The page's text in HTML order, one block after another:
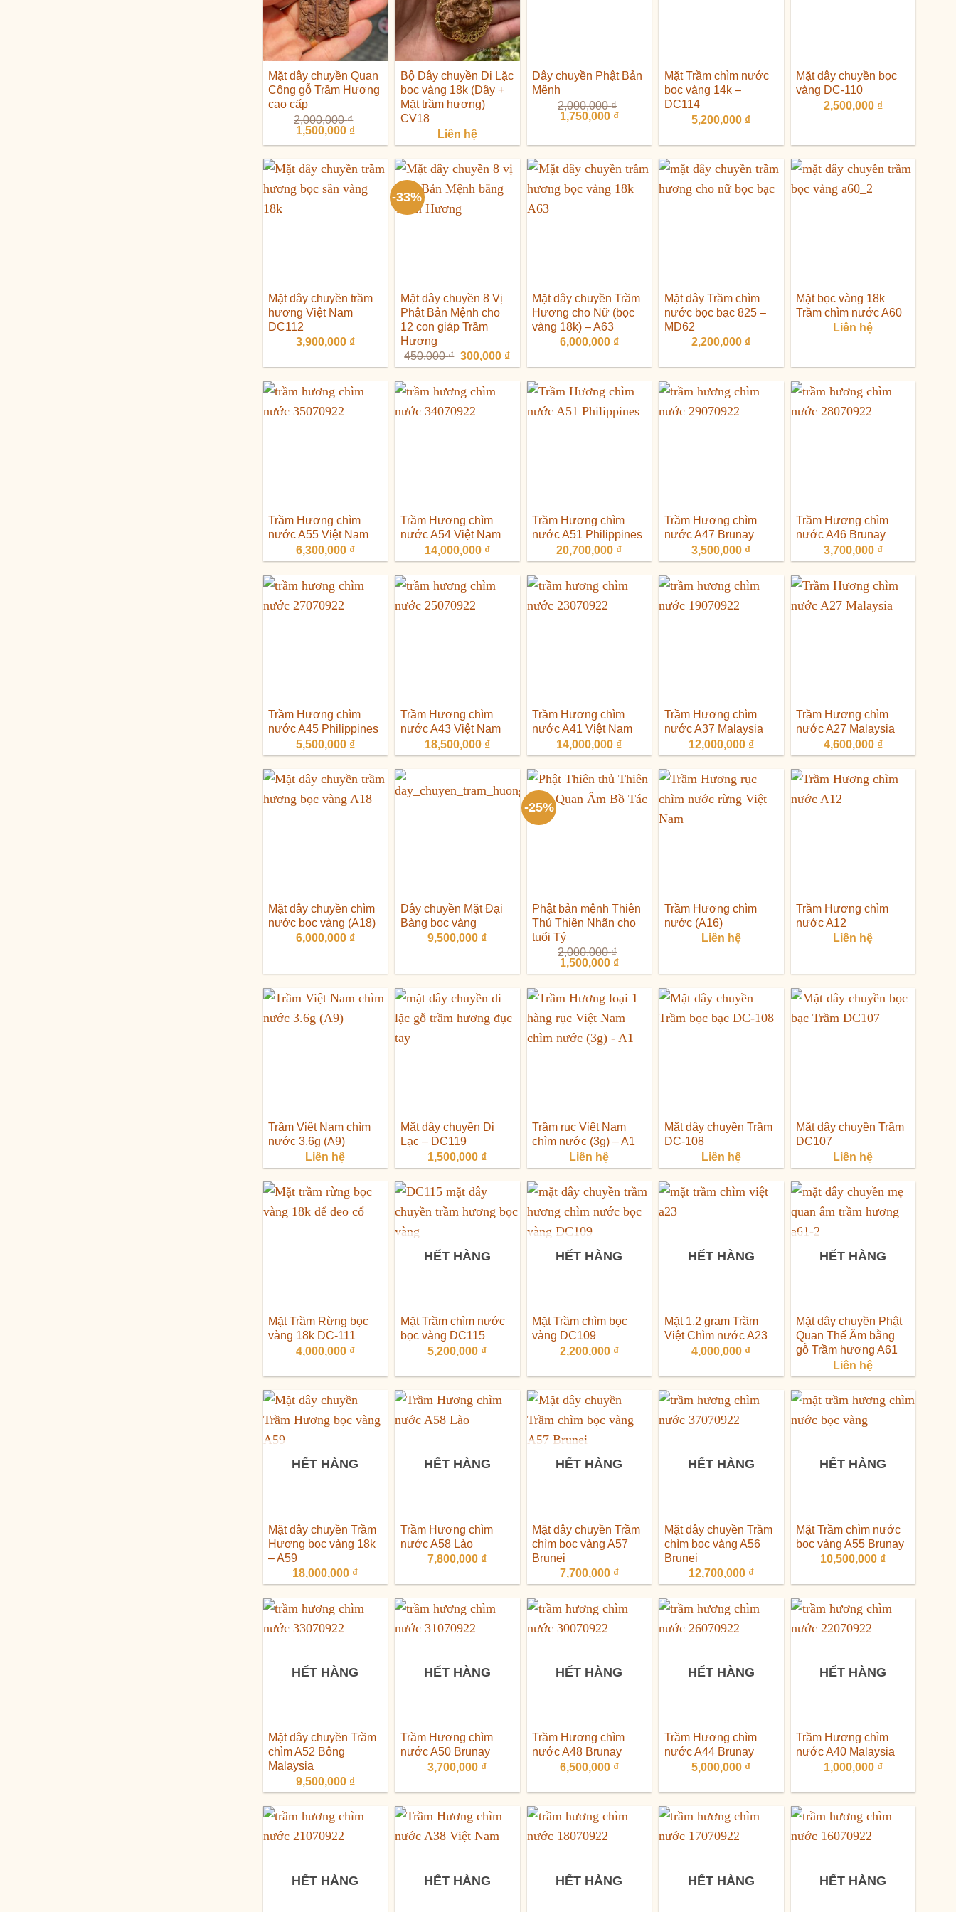
Mặt dây chuyền Quan
Công gỗ Trầm Hương
cao cấp
2,000,000₫
Giá
2,000,000 ₫.
1,500,000 ₫Giá
1,500,000 ₫.
Bộ Dây chuyền Di Lặc
bọc vàng 18k (Dây +
Mặt trầm hương)
CV18
Liên hệ
Dây chuyền Phật Bản
Mệnh
2,000,000₫
Giá
2,000,000 ₫.
1,750,000 ₫Giá
là:
1,750,000 ₫.
Mặt Trầm chìm nước
bọc vàng 14k –
DC114
5,200,000 ₫
Mặt dây chuyền bọc
vàng DC-110
2,500,000 ₫
Mặt dây chuyền trầm
hương Việt Nam
DC112
3,900,000 ₫
-33%
Mặt dây chuyền 8 Vị
Phật Bản Mệnh cho
12 con giáp Trầm
Hương
450,000₫ Giá
gốc
450,000 ₫.
300,000 ₫Giá
hiện
300,000 ₫.
Mặt dây chuyền Trầm
Hương cho Nữ (bọc
vàng 18k) – A63
6,000,000 ₫
Mặt dây Trầm chìm
nước bọc bạc 825 –
MD62
2,200,000 ₫
Mặt bọc vàng 18k
Trầm chìm nước A60
Liên hệ
Trầm Hương chìm
nước A55 Việt Nam
6,300,000 ₫
Trầm Hương chìm
nước A54 Việt Nam
14,000,000 ₫
Trầm Hương chìm
nước A51 Philippines
20,700,000 ₫
Trầm Hương chìm
nước A47 Brunay
3,500,000 ₫
Trầm Hương chìm
nước A46 Brunay
3,700,000 ₫
Trầm Hương chìm
nước A45 Philippines
5,500,000 ₫
Trầm Hương chìm
nước A43 Việt Nam
18,500,000 ₫
Trầm Hương chìm
nước A41 Việt Nam
14,000,000 ₫
Trầm Hương chìm
nước A37 Malaysia
12,000,000 ₫
Trầm Hương chìm
nước A27 Malaysia
4,600,000 ₫
Mặt dây chuyền chìm
nước bọc vàng (A18)
6,000,000 ₫
Dây chuyền Mặt Đại
Bàng bọc vàng
9,500,000 ₫
-25%
Phật bản mệnh Thiên
Thủ Thiên Nhãn cho
tuổi Tý
2,000,000₫
Giá
gốc
2,000,000 ₫.
1,500,000 ₫Giá
hiện
là:
1,500,000 ₫.
Trầm Hương chìm
nước (A16)
Liên hệ
Trầm Hương chìm
nước A12
Liên hệ
Trầm Việt Nam chìm
nước 3.6g (A9)
Liên hệ
Mặt dây chuyền Di
Lạc – DC119
1,500,000 ₫
Trầm rục Việt Nam
chìm nước (3g) – A1
Liên hệ
Mặt dây chuyền Trầm
DC-108
Liên hệ
Mặt dây chuyền Trầm
DC107
Liên hệ
Mặt Trầm Rừng bọc
vàng 18k DC-111
4,000,000 ₫
HẾT HÀNG
Mặt Trầm chìm nước
bọc vàng DC115
5,200,000 ₫
HẾT HÀNG
Mặt Trầm chìm bọc
vàng DC109
2,200,000 ₫
HẾT HÀNG
Mặt 1.2 gram Trầm
Việt Chìm nước A23
4,000,000 ₫
HẾT HÀNG
Mặt dây chuyền Phật
Quan Thế Âm bằng
gỗ Trầm hương A61
Liên hệ
HẾT HÀNG
Mặt dây chuyền Trầm
Hương bọc vàng 18k
– A59
18,000,000 ₫
HẾT HÀNG
Trầm Hương chìm
nước A58 Lào
7,800,000 ₫
HẾT HÀNG
Mặt dây chuyền Trầm
chìm bọc vàng A57
Brunei
7,700,000 ₫
HẾT HÀNG
Mặt dây chuyền Trầm
chìm bọc vàng A56
Brunei
12,700,000 ₫
HẾT HÀNG
Mặt Trầm chìm nước
bọc vàng A55 Brunay
10,500,000 ₫
HẾT HÀNG
Mặt dây chuyền Trầm
chìm A52 Bông
Malaysia
9,500,000 ₫
HẾT HÀNG
Trầm Hương chìm
nước A50 Brunay
3,700,000 ₫
HẾT HÀNG
Trầm Hương chìm
nước A48 Brunay
6,500,000 ₫
HẾT HÀNG
Trầm Hương chìm
nước A44 Brunay
5,000,000 ₫
HẾT HÀNG
Trầm Hương chìm
nước A40 Malaysia
1,000,000 ₫
HẾT HÀNG HẾT HÀNG HẾT HÀNG HẾT HÀNG HẾT HÀNG